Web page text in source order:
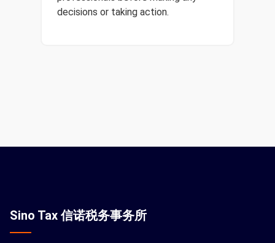
decisions or taking action.
Sino Tax 信诺税务事务所